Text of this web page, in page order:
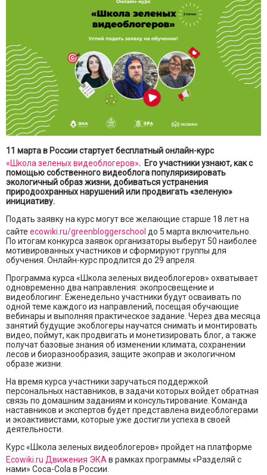
11 марта в России стартует бесплатный онлайн-курс
«Школа зеленых видеоблогеров». Его участники узнают, как с
помощью собственного видеоблога популяризировать
экологичный образ жизни, добиваться устранения
природоохранных нарушений или продвигать «зеленую»
инициативу.
Подать заявку на курс могут все желающие старше 18 лет на
сайте ecowiki.ru/greenbloggerschool до 5 марта включительно.
По итогам конкурса заявок организаторы выберут 50 наиболее
мотивированных участников и сформируют группы для
обучения. Онлайн-курс продлится до 29 апреля.
Программа курса «Школа зеленых видеоблогеров» охватывает
одновременно два направления: экопросвещение и
видеоблогинг. Еженедельно участники будут осваивать по
одной теме каждого из направлений, посещая обучающие
вебинары и выполняя практическое задание. Через два месяца
занятий будущие экоблогеры научатся снимать и монтировать
видео, поймут, как продвигать и монетизировать блог, а также
получат базовые знания об изменении климата, сохранении
лесов и биоразнообразия, защите экоправ и экологичном
образе жизни.
На время курса участники заручаться поддержкой
персональных наставников, в задачи которых войдет обратная
связь по домашним заданиям и консультирование. Команда
наставников и экспертов будет представлена видеоблогерами
и экоактивистами, которые уже достигли успеха в своей
деятельности.
Курс «Школа зеленых видеоблогеров» пройдет на платформе
Ecowiki.ru Движения ЭКА в рамках программы «Разделяй с
нами» Coca-Cola в России.